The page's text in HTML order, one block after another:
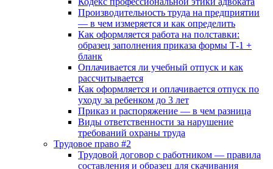
Производительность труда на предприятии
— в чем измеряется и как определить
Как оформляется работа на полставки:
образец заполнения приказа формы Т-1 +
бланк
Оплачивается ли учебный отпуск и как
рассчитывается
Как оформляется и оплачивается отпуск по
уходу за ребенком до 3 лет
Приказ и распоряжение — в чем разница
Виды ответственности за нарушение
требований охраны труда
Трудовое право #2
Трудовой договор с работником — правила
составления и образец для скачивания